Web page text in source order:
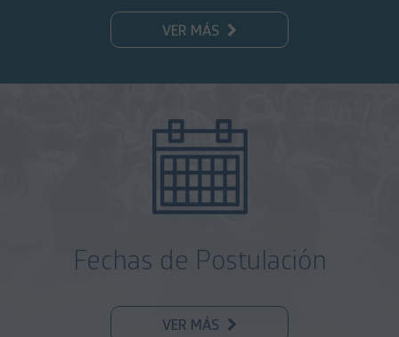
VER MÁS
Fechas de Postulación
VER MÁS